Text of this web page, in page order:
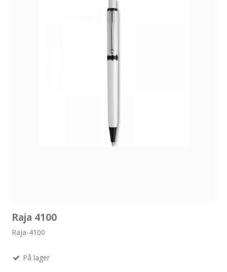
Raja 4100
Raja-4100
På lager